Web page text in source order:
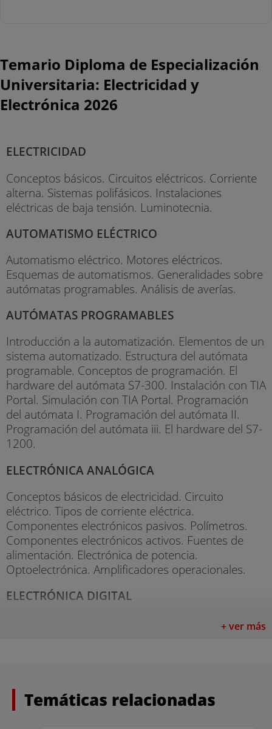
Temario Diploma de Especialización
Universitaria: Electricidad y
Electrónica 2026
ELECTRICIDAD
Conceptos básicos. Circuitos eléctricos. Corriente
alterna. Sistemas polifásicos. Instalaciones
eléctricas de baja tensión. Luminotecnia.
AUTOMATISMO ELÉCTRICO
Automatismo eléctrico. Motores eléctricos.
Esquemas de automatismos. Generalidades sobre
autómatas programables. Análisis de averías.
AUTÓMATAS PROGRAMABLES
Introducción a la automatización. Elementos de un
sistema automatizado. Estructura del autómata
programable. Conceptos de programación. El
hardware del autómata S7-300. Instalación con TIA
Portal. Simulación con TIA Portal. Programación
del autómata I. Programación del autómata II.
Programación del autómata iii. El hardware del S7-
1200.
ELECTRÓNICA ANALÓGICA
Conceptos básicos de electricidad. Circuito
eléctrico. Tipos de corriente eléctrica.
Componentes electrónicos pasivos. Polímetros.
Componentes electrónicos activos. Fuentes de
alimentación. Electrónica de potencia.
Optoelectrónica. Amplificadores operacionales.
ELECTRÓNICA DIGITAL
Introducción a la electrónica digital. Sistemas de
Multiplexores y demultiplexores. Comparadores.
Circuitos aritméticos. Circuitos secuenciales.
+ ver más
Temáticas relacionadas